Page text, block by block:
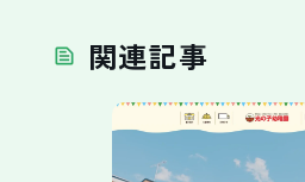
関連記事